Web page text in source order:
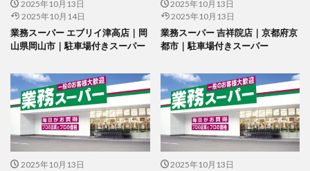
2025年10月13日
2025年10月14日
業務スーパー エブリイ津高店｜岡
山県岡山市｜駐車場付きスーパー
2025年10月13日
2025年10月13日
業務スーパー 吉祥院店｜京都府京
都市｜駐車場付きスーパー
2025年10月13日
2025年10月13日